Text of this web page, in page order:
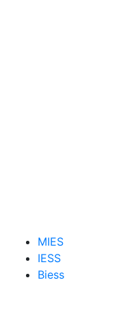
MIES
IESS
Biess